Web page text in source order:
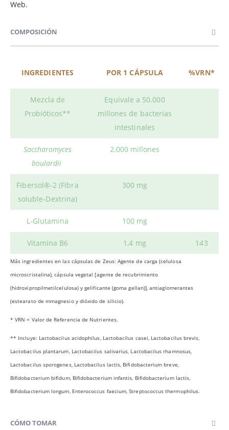
Web.
COMPOSICIÓN
INGREDIENTES POR 1 CÁPSULA %VRN*
Mezcla de
Probióticos**
Equivale a 50.000
millones de bacterias
intestinales
Saccharomyces
boulardii
2.000 millones
Fibersol®-2 (Fibra
soluble-Dextrina)
300 mg
L-Glutamina 100 mg
Vitamina B6 1,4 mg 143
Más ingredientes en las cápsulas de Zeus: Agente de carga (celulosa
microscristalina), cápsula vegetal [agente de recubrimiento
(hidroxipropilmetilcelulosa) y gelificante (goma gellan)], antiaglomerantes
(estearato de mmagnesio y dióxido de silicio).
* VRN = Valor de Referencia de Nutrientes.
** Incluye: Lactobacilus acidophilus, Lactobacilus casei, Lactobacilus brevis,
Lactobacilus plantarum, Lactobacilus salivarius, Lactobacilus rhamnosus,
Lactobacilus sporogenes, Lactobacilus lactis, Bifidobacterium breve,
Bifidobacterium bifidum, Bifidobacterium infantis, Bifidobacterium lactis,
Bifidobacterium longum, Enterococcus faecium, Streptococcus thermophilus.
CÓMO TOMAR